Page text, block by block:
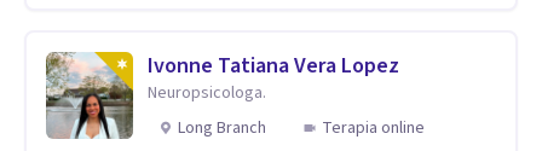
neurociencias y estrategias de cambio basadas en evidencia
para fortalecer la autoestima, desarrollar habilidades
socioemocionales y promover cambios sostenibles. Como
divulgador científico, acerca la psicología y las neurociencias
Ivonne Tatiana Vera Lopez
Neuropsicologa.
Long Branch
Terapia online